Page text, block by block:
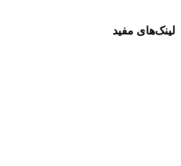
لینک‌های مفید